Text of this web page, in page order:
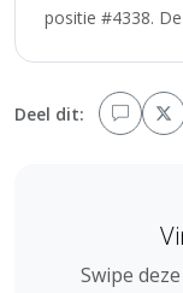
positie #4338.
Deel dit:
Swipe